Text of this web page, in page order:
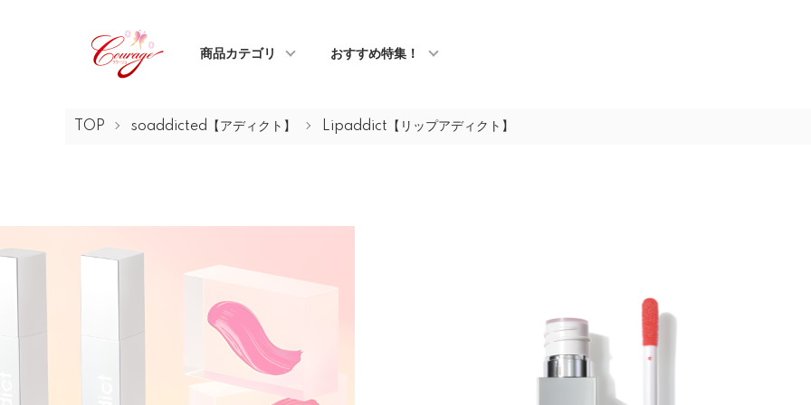
商品カテゴリ おすすめ特集！
TOP soaddicted【アディクト】 Lipaddict【リップアディクト】